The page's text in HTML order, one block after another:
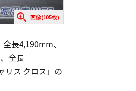
画像(105枚)
長4,190mm、
全長
リス クロス」の